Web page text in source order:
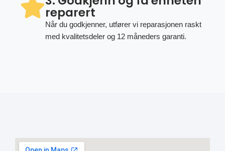
reparert
Når du godkjenner, utfører vi reparasjonen raskt
med kvalitetsdeler og 12 måneders garanti.